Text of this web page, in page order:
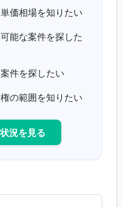
価相場を知りたい
能な案件を探した
件を探したい
の範囲を知りたい
況を見る